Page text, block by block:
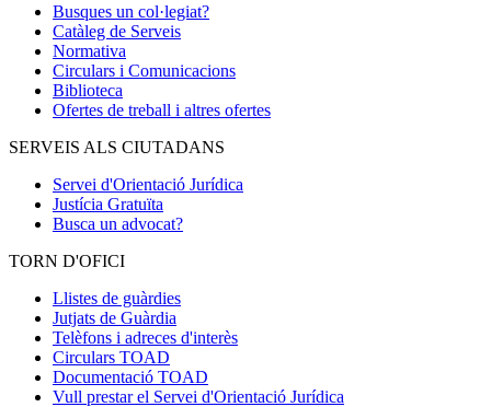
Busques un col·legiat?
Catàleg de Serveis
Normativa
Circulars i Comunicacions
Biblioteca
Ofertes de treball i altres ofertes
SERVEIS ALS CIUTADANS
Servei d'Orientació Jurídica
Justícia Gratuïta
Busca un advocat?
TORN D'OFICI
Llistes de guàrdies
Jutjats de Guàrdia
Telèfons i adreces d'interès
Circulars TOAD
Documentació TOAD
Vull prestar el Servei d'Orientació Jurídica